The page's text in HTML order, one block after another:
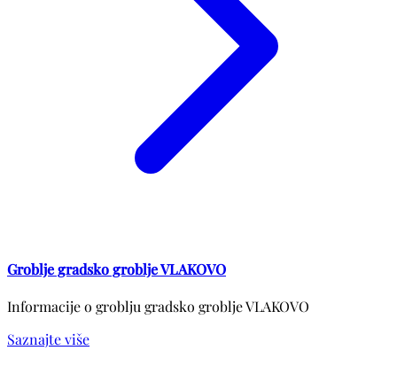
Groblje gradsko groblje VLAKOVO
Informacije o groblju gradsko groblje VLAKOVO
Saznajte više